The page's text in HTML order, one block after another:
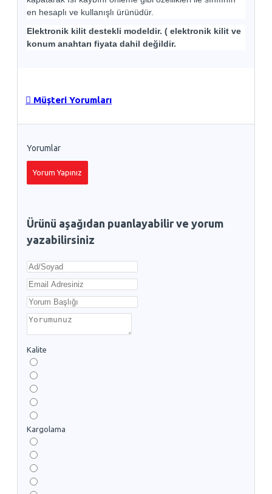
en hesaplı ve kullanışlı ürünüdür.
Elektronik kilit destekli modeldir. ( elektronik kilit ve
konum anahtarı fiyata dahil değildir.
Müşteri Yorumları
Yorumlar
Yorum Yapınız
Ürünü aşağıdan puanlayabilir ve yorum
yazabilirsiniz
Kalite
Kargolama